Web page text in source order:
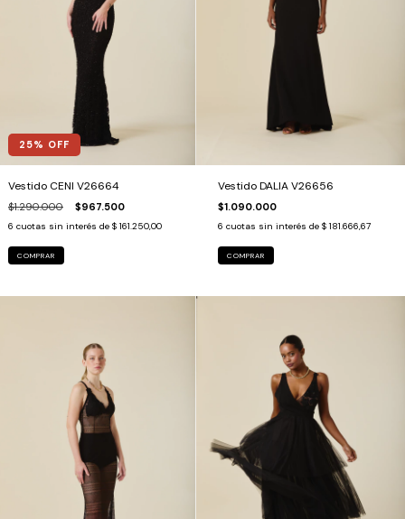
25% OFF
Vestido CENI V26664
$1.290.000 $967.500
6 cuotas sin interés de $ 161.250,00
COMPRAR
Vestido DALIA V26656
$1.090.000
6 cuotas sin interés de $ 181.666,67
COMPRAR